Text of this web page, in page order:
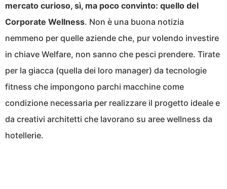
mercato curioso, sì, ma poco convinto: quello del
Corporate Wellness. Non è una buona notizia
nemmeno per quelle aziende che, pur volendo investire
in chiave Welfare, non sanno che pesci prendere. Tirate
per la giacca (quella dei loro manager) da tecnologie
fitness che impongono parchi macchine come
condizione necessaria per realizzare il progetto ideale e
da creativi architetti che lavorano su aree wellness da
hotellerie.